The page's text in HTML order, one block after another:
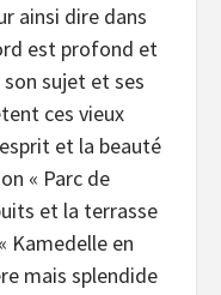
ainsi dire dans
est profond et
sujet et ses
ces vieux
et la beauté
« Parc de
et la terrasse
Kamedelle en
mais splendide